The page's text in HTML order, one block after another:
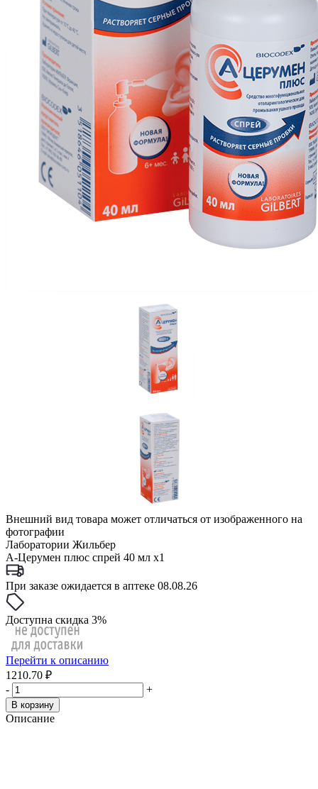
Внешний вид товара может отличаться от изображенного на
фотографии
Лаборатории Жильбер
А-Церумен плюс спрей 40 мл x1
При заказе ожидается в аптеке 08.08.26
Доступна скидка 3%
Перейти к описанию
1210.70 ₽
-
+
В корзину
Описание